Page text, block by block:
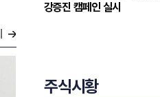
강증진 캠페인 실시
주식시황